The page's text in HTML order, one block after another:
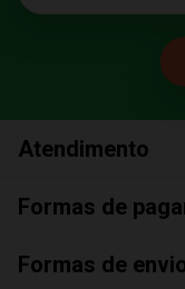
Atendimento
Formas de
Formas de